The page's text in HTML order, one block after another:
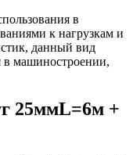
в
к нагрузкам и
данный вид
в машиностроении,
25ммL=6м +